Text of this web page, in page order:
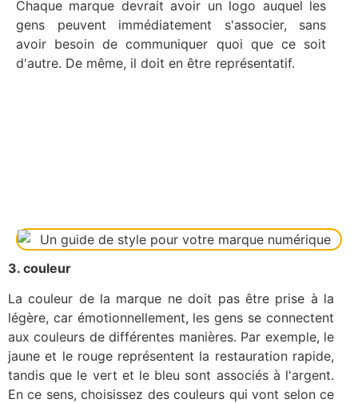
Chaque marque devrait avoir un logo auquel les
gens peuvent immédiatement s'associer, sans
avoir besoin de communiquer quoi que ce soit
d'autre. De même, il doit en être représentatif.
3. couleur
La couleur de la marque ne doit pas être prise à la
légère, car émotionnellement, les gens se connectent
aux couleurs de différentes manières. Par exemple, le
jaune et le rouge représentent la restauration rapide,
tandis que le vert et le bleu sont associés à l'argent.
En ce sens, choisissez des couleurs qui vont selon ce